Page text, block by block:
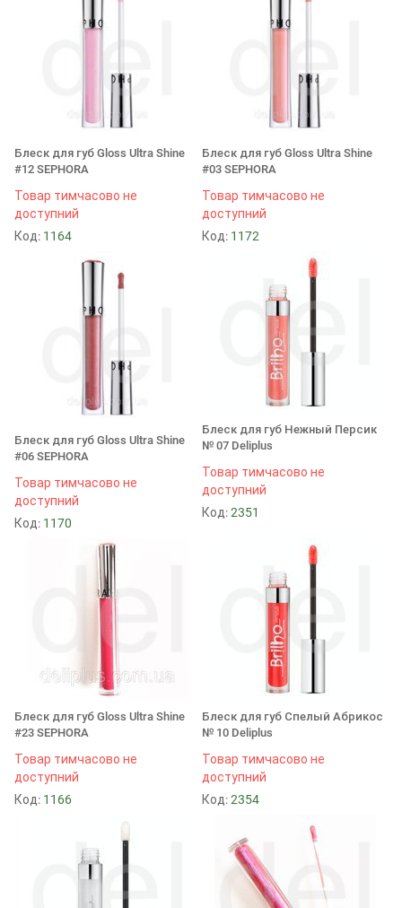
Блеск для губ Gloss Ultra Shine
#12 SEPHORA
Товар тимчасово не
доступний
Код: 1164
Блеск для губ Gloss Ultra Shine
#03 SEPHORA
Товар тимчасово не
доступний
Код: 1172
Блеск для губ Gloss Ultra Shine
#06 SEPHORA
Товар тимчасово не
доступний
Код: 1170
Блеск для губ Нежный Персик
№ 07 Deliplus
Товар тимчасово не
доступний
Код:2351
Блеск для губ Gloss Ultra Shine
#23 SEPHORA
Товар тимчасово не
доступний
Код: 1166
Блеск для губ Спелый Абрикос
№ 10 Deliplus
Товар тимчасово не
доступний
Код:2354